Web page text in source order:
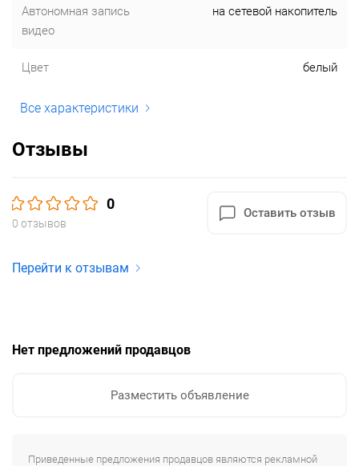
Автономная запись
видео
на сетевой накопитель
Цвет белый
Все характеристики
Отзывы
0
0 отзывов
Оставить отзыв
Перейти к отзывам
Нет предложений продавцов
Разместить объявление
Приведенные предложения продавцов являются рекламной